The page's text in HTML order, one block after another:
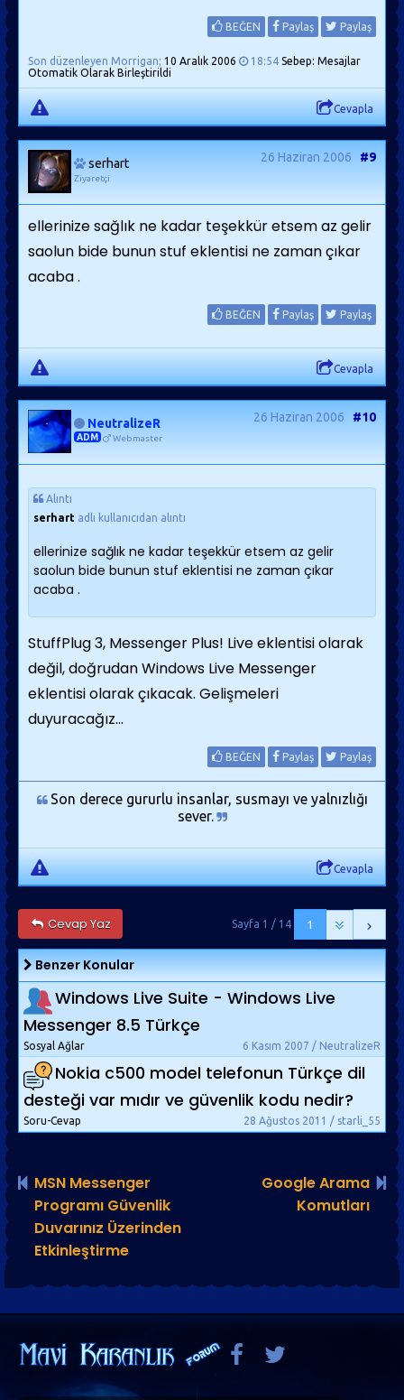
BEĞEN Paylaş Paylaş
Son düzenleyen Morrigan; 10 Aralık 2006 18:54 Sebep: Mesajlar
Otomatik Olarak Birleştirildi
Cevapla
serhart
Ziyaretçi
26 Haziran 2006 #9
ellerinize sağlık ne kadar teşekkür etsem az gelir
saolun bide bunun stuf eklentisi ne zaman çıkar
acaba .
BEĞEN Paylaş Paylaş
Cevapla
NeutralizeR
ADM Webmaster
26 Haziran 2006 #10
Alıntı
serhart adlı kullanıcıdan alıntı
ellerinize sağlık ne kadar teşekkür etsem az gelir
saolun bide bunun stuf eklentisi ne zaman çıkar
acaba .
StuffPlug 3, Messenger Plus! Live eklentisi olarak
değil, doğrudan Windows Live Messenger
eklentisi olarak çıkacak. Gelişmeleri
duyuracağız...
BEĞEN Paylaş Paylaş
Son derece gururlu insanlar, susmayı ve yalnızlığı
sever.
Cevapla
Cevap Yaz 1
Sayfa 1 / 14
Benzer Konular
Windows Live Suite - Windows Live
Messenger 8.5 Türkçe
6 Kasım 2007 / NeutralizeR
Sosyal Ağlar
Nokia c500 model telefonun Türkçe dil
desteği var mıdır ve güvenlik kodu nedir?
28 Ağustos 2011 / starli_55
Soru-Cevap
MSN Messenger
Programı Güvenlik
Duvarınız Üzerinden
Etkinleştirme
Google Arama
Komutları